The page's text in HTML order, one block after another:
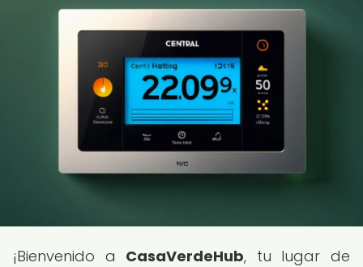
¡Bienvenido a CasaVerdeHub, tu lugar de